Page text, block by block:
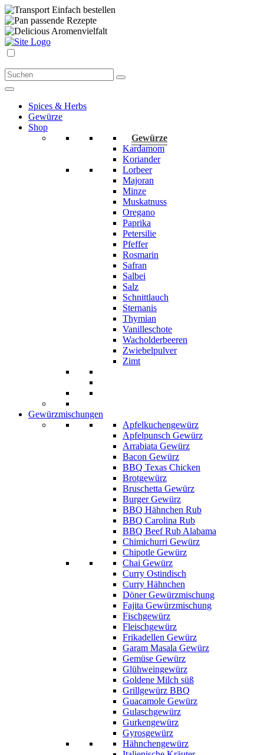
Einfach bestellen
passende Rezepte
Aromenvielfalt
Spices & Herbs
Gewürze
Shop
Gewürze
Kardamom
Koriander
Lorbeer
Majoran
Minze
Muskatnuss
Oregano
Paprika
Petersilie
Pfeffer
Rosmarin
Safran
Salbei
Salz
Schnittlauch
Sternanis
Thymian
Vanilleschote
Wacholderbeeren
Zwiebelpulver
Zimt
Gewürzmischungen
Apfelkuchengewürz
Apfelpunsch Gewürz
Arrabiata Gewürz
Bacon Gewürz
BBQ Texas Chicken
Brotgewürz
Bruschetta Gewürz
Burger Gewürz
BBQ Hähnchen Rub
BBQ Carolina Rub
BBQ Beef Rub Alabama
Chimichurri Gewürz
Chipotle Gewürz
Chai Gewürz
Curry Ostindisch
Curry Hähnchen
Döner Gewürzmischung
Fajita Gewürzmischung
Fischgewürz
Fleischgewürz
Frikadellen Gewürz
Garam Masala Gewürz
Gemüse Gewürz
Glühweingewürz
Goldene Milch süß
Grillgewürz BBQ
Guacamole Gewürz
Gulaschgewürz
Gurkengewürz
Gyrosgewürz
Hähnchengewürz